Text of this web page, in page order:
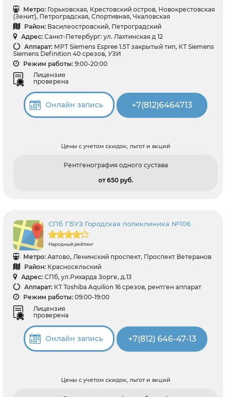
Метро: Горьковская, Крестовский остров, Новокрестовская
(Зенит), Петроградская, Спортивная, Чкаловская
Район: Василеостровский, Петроградский
Адрес: Санкт-Петербург: ул. Лахтинская д 12
Аппарат: МРТ Siemens Espree 1.5Т закрытый тип, КТ Siemens
Siemens Definition 40 срезов, УЗИ
Режим работы: 9:00-20:00
Лицензия
проверена
Онлайн запись +7(812)6464713
Цены с учетом скидок, льгот и акций
Рентгенография одного сустава
от 650 pуб.
СПб ГБУЗ Городская поликлиника №106
Народный рейтинг
Метро: Автово, Ленинский проспект, Проспект Ветеранов
Район: Красносельский
Адрес: СПб, ул.Рихарда Зорге, д.13
Аппарат: КТ Toshiba Aquilion 16 срезов, рентген аппарат
Режим работы: 09:00-19:00
Лицензия
проверена
Онлайн запись +7(812) 646-47-13
Цены с учетом скидок, льгот и акций